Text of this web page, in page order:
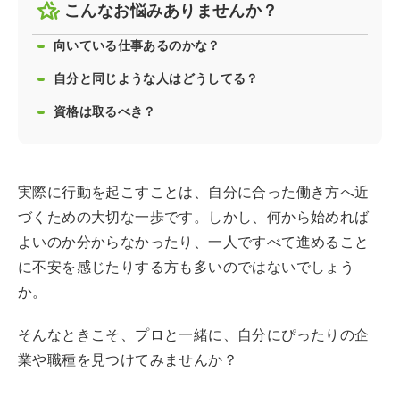
こんなお悩みありませんか？
向いている仕事あるのかな？
自分と同じような人はどうしてる？
資格は取るべき？
実際に行動を起こすことは、自分に合った働き方へ近
づくための大切な一歩です。しかし、何から始めれば
よいのか分からなかったり、一人ですべて進めること
に不安を感じたりする方も多いのではないでしょう
か。
そんなときこそ、プロと一緒に、自分にぴったりの企
業や職種を見つけてみませんか？